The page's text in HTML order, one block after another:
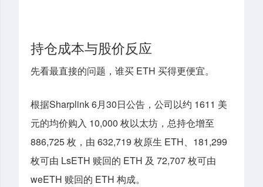
持仓成本与股价反应
先看最直接的问题，谁买 ETH 买得更便宜。
根据Sharplink 6月30日公告，公司以约 1611 美
元的均价购入 10,000 枚以太坊，总持仓增至
886,725 枚，由 632,719 枚原生 ETH、181,299
枚可由 LsETH 赎回的 ETH 及 72,707 枚可由
weETH 赎回的 ETH 构成。